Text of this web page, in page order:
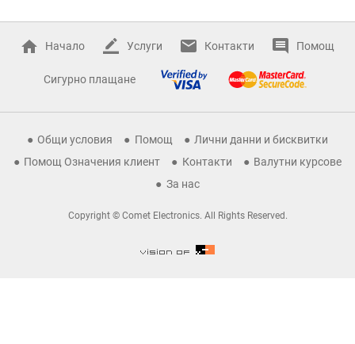
Начало Услуги Контакти Помощ
Сигурно плащане
Общи условия Помощ
Лични данни и бисквитки
Помощ Означения клиент
Контакти
Валутни курсове
За нас
Copyright © Comet Electronics. All Rights Reserved.